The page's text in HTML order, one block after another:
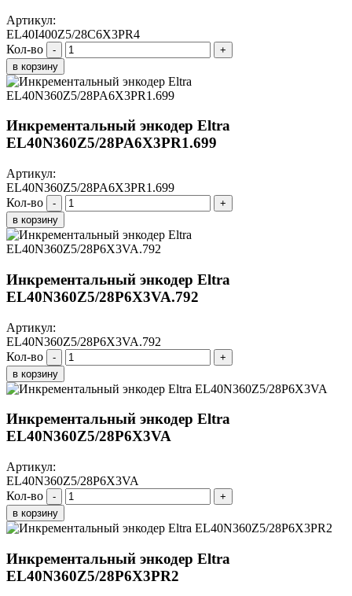
Артикул:
EL40I400Z5/28C6X3PR4
Кол-во
-
+
в корзину
Инкрементальный энкодер Eltra
EL40N360Z5/28PA6X3PR1.699
Артикул:
EL40N360Z5/28PA6X3PR1.699
Кол-во
-
+
в корзину
Инкрементальный энкодер Eltra
EL40N360Z5/28P6X3VA.792
Артикул:
EL40N360Z5/28P6X3VA.792
Кол-во
-
+
в корзину
Инкрементальный энкодер Eltra
EL40N360Z5/28P6X3VA
Артикул:
EL40N360Z5/28P6X3VA
Кол-во
-
+
в корзину
Инкрементальный энкодер Eltra
EL40N360Z5/28P6X3PR2